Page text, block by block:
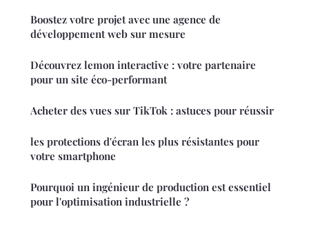
Boostez votre projet avec une agence de
développement web sur mesure
Découvrez lemon interactive : votre partenaire
pour un site éco-performant
Acheter des vues sur TikTok : astuces pour réussir
les protections d'écran les plus résistantes pour
votre smartphone
Pourquoi un ingénieur de production est essentiel
pour l'optimisation industrielle ?